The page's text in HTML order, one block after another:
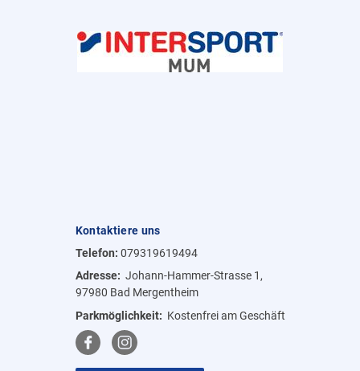
Kontaktiere uns
Telefon: 079319619494
Adresse: Johann-Hammer-Strasse 1,
97980 Bad Mergentheim
Parkmöglichkeit: Kostenfrei am Geschäft